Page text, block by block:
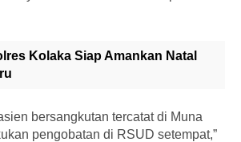
Kolaka Siap Amankan Natal
bersangkutan tercatat di Muna
pengobatan di RSUD setempat,”